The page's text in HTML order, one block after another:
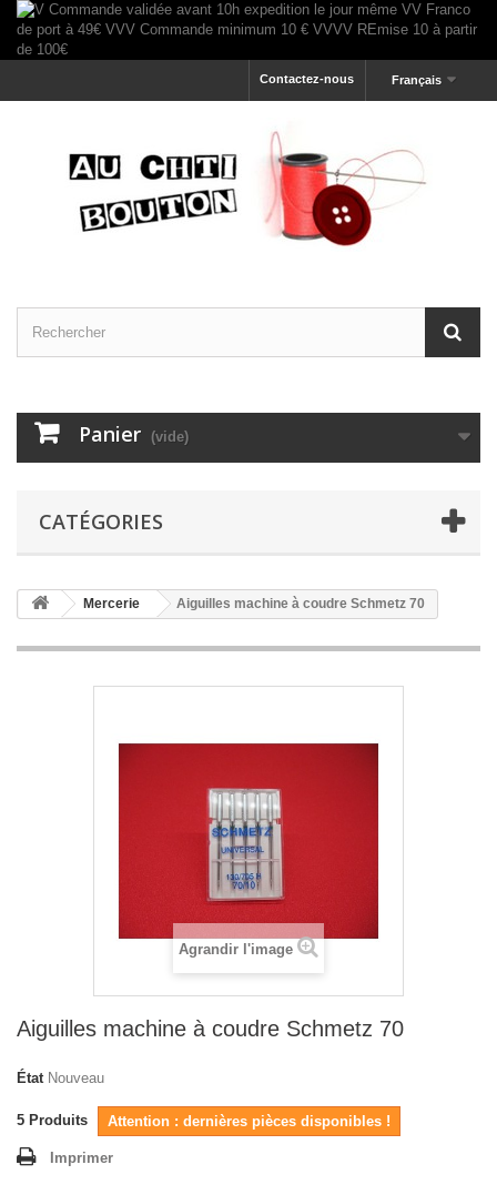
Français
Contactez-nous
Panier (vide)
CATÉGORIES
Mercerie Aiguilles machine à coudre Schmetz 70
Agrandir l'image
Aiguilles machine à coudre Schmetz 70
État Nouveau
5 Produits Attention : dernières pièces disponibles !
Imprimer